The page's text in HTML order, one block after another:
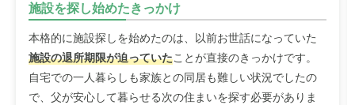
施設を探し始めたきっかけ
本格的に施設探しを始めたのは、以前お世話になっていた
施設の退所期限が迫っていたことが直接のきっかけです。
自宅での一人暮らしも家族との同居も難しい状況でしたの
で、父が安心して暮らせる次の住まいを探す必要がありま